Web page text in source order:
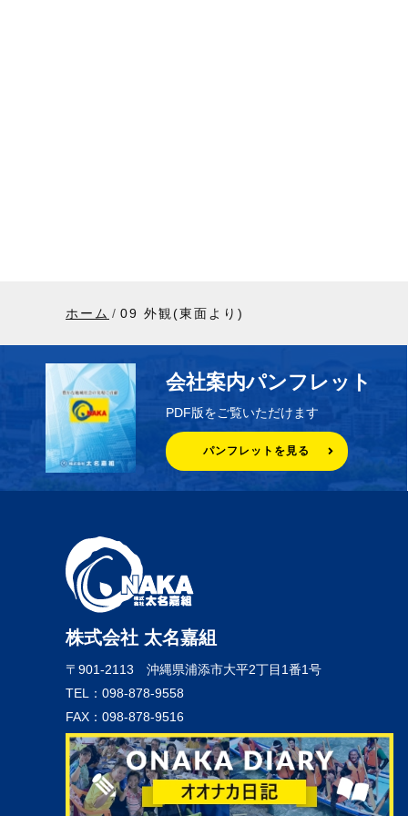
ホーム 09 外観(東面より)
会社案内パンフレット
PDF版をご覧いただけます
パンフレットを見る
株式会社 太名嘉組
〒901-2113 沖縄県浦添市大平2丁目1番1号
TEL：098-878-9558
FAX：098-878-9516